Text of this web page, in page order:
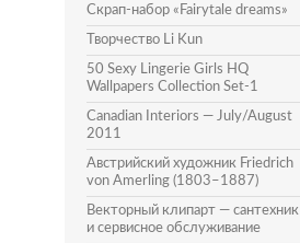
Скрап-набор «Fairytale dreams»
Творчество Li Kun
50 Sexy Lingerie Girls HQ
Wallpapers Collection Set-1
Canadian Interiors — July/August
2011
Австрийский художник Friedrich
von Amerling (1803–1887)
Векторный клипарт — сантехник
и сервисное обслуживание